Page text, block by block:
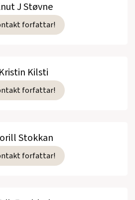
J Støvne
forfattar!
Kristin Kilsti
forfattar!
Stokkan
forfattar!